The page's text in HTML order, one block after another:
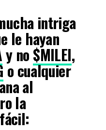
intriga
le hayan
y no $MILEI,
o cualquier
al
la